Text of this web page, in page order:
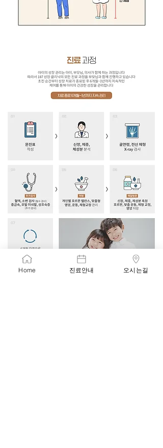
Home 진료안내 오시는길